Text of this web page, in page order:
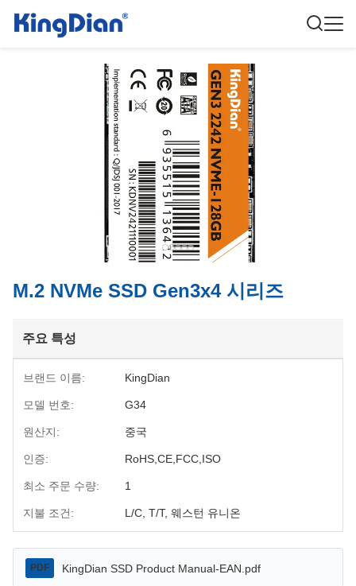
M.2 NVMe SSD Gen3x4 시리즈
주요 특성
브랜드 이름: KingDian
모델 번호: G34
원산지: 중국
인증: RoHS,CE,FCC,ISO
최소 주문 수량: 1
지불 조건: L/C, T/T, 웨스턴 유니온
PDF KingDian SSD Product Manual-EAN.pdf